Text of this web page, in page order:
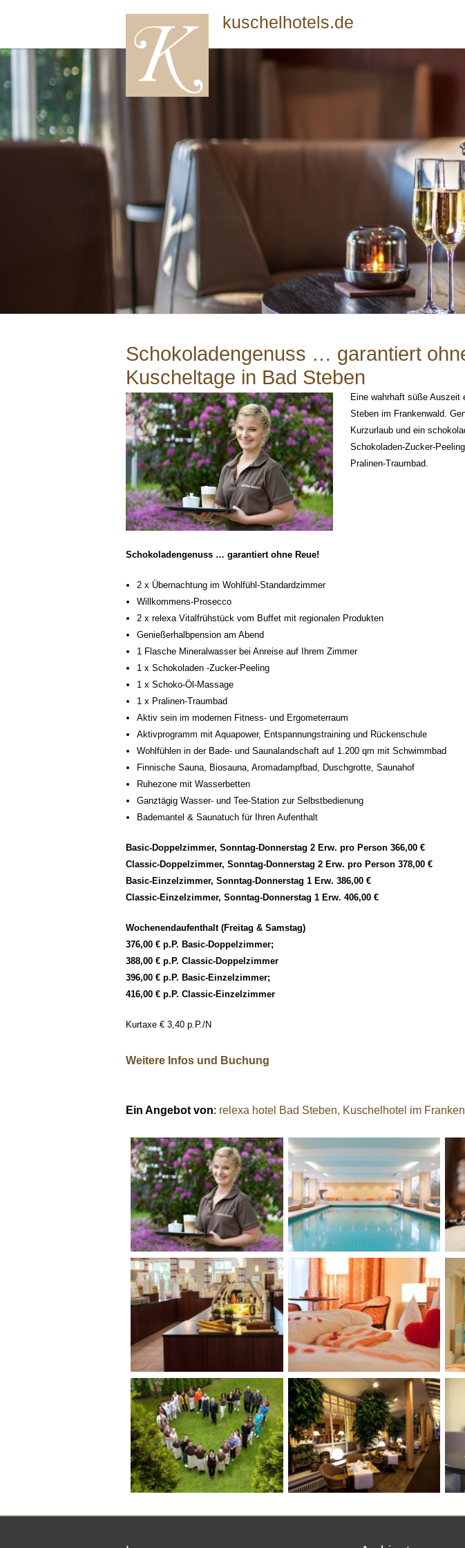
kuschelhotels.de
Schokoladengenuss … garantiert
Kuscheltage in Bad Steben
Eine wahrhaft süße Auszeit
Steben im Frankenwald.
Kurzurlaub und ein
Schokoladen-Zucker-
Pralinen-Traumbad.
Schokoladengenuss … garantiert ohne Reue!
2 x Übernachtung im Wohlfühl-Standardzimmer
Willkommens-Prosecco
2 x relexa Vitalfrühstück vom Buffet mit regionalen Produkten
Genießerhalbpension am Abend
1 Flasche Mineralwasser bei Anreise auf Ihrem Zimmer
1 x Schokoladen -Zucker-Peeling
1 x Schoko-Öl-Massage
1 x Pralinen-Traumbad
Aktiv sein im modernen Fitness- und Ergometerraum
Aktivprogramm mit Aquapower, Entspannungstraining und Rückenschule
Wohlfühlen in der Bade- und Saunalandschaft auf 1.200 qm mit Schwimmbad
Finnische Sauna, Biosauna, Aromadampfbad, Duschgrotte, Saunahof
Ruhezone mit Wasserbetten
Ganztägig Wasser- und Tee-Station zur Selbstbedienung
Bademantel & Saunatuch für Ihren Aufenthalt
Basic-Doppelzimmer, Sonntag-Donnerstag 2 Erw. pro Person 366,00 €
Classic-Doppelzimmer, Sonntag-Donnerstag 2 Erw. pro Person 378,00 €
Basic-Einzelzimmer, Sonntag-Donnerstag 1 Erw. 386,00 €
Classic-Einzelzimmer, Sonntag-Donnerstag 1 Erw. 406,00 €
Wochenendaufenthalt (Freitag & Samstag)
376,00 € p.P. Basic-Doppelzimmer;
388,00 € p.P. Classic-Doppelzimmer
396,00 € p.P. Basic-Einzelzimmer;
416,00 € p.P. Classic-Einzelzimmer
Kurtaxe € 3,40 p.P./N
Weitere Infos und Buchung
Ein Angebot von: relexa hotel Bad Steben, Kuschelhotel im